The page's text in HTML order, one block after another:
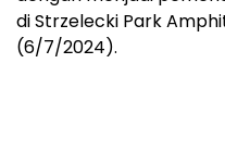
di Strzelecki Park
(6/7/2024).